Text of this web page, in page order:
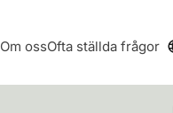
Om ossOfta ställda frågor